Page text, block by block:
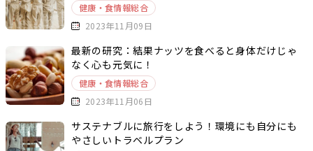
健康・食情報総合
2023年11月09日
最新の研究：結果ナッツを食べると身体だけじゃ
なく心も元気に！
健康・食情報総合
2023年11月06日
サステナブルに旅行をしよう！環境にも自分にも
やさしいトラベルプラン